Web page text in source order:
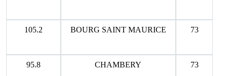
105.2 BOURG SAINT MAURICE 73
95.8 CHAMBERY 73